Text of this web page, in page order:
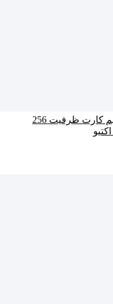
گوشی موبایل اپل iPhone 16 Plus دو سیم کارت ظرفیت 256